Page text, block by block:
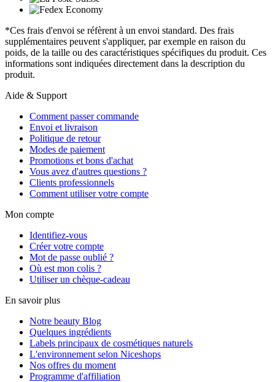
*Ces frais d'envoi se réfèrent à un envoi standard. Des frais
supplémentaires peuvent s'appliquer, par exemple en raison du
poids, de la taille ou des caractéristiques spécifiques du produit. Ces
informations sont indiquées directement dans la description du
produit.
Aide & Support
Comment passer commande
Envoi et livraison
Politique de retour
Modes de paiement
Promotions et bons d'achat
Vous avez d'autres questions ?
Clients professionnels
Comment utiliser votre compte
Mon compte
Identifiez-vous
Créer votre compte
Mot de passe oublié ?
Où est mon colis ?
Utiliser un chèque-cadeau
En savoir plus
Notre beauty Blog
Quelques ingrédients
Labels principaux de cosmétiques naturels
L'environnement selon Niceshops
Nos offres du moment
Programme d'affiliation